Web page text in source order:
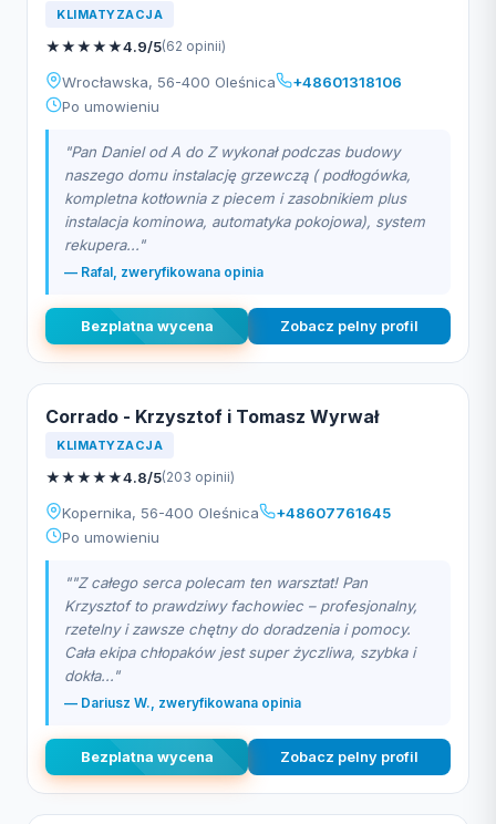
KLIMATYZACJA
★★★★★4.9/5(62 opinii)
Wrocławska, 56-400 Oleśnica
+48601318106
Po umowieniu
"Pan Daniel od A do Z wykonał podczas budowy
naszego domu instalację grzewczą ( podłogówka,
kompletna kotłownia z piecem i zasobnikiem plus
instalacja kominowa, automatyka pokojowa), system
rekupera..."
— Rafal, zweryfikowana opinia
Bezplatna wycena Zobacz pelny profil
Corrado - Krzysztof i Tomasz Wyrwał
KLIMATYZACJA
★★★★★4.8/5(203 opinii)
Kopernika, 56-400 Oleśnica
+48607761645
Po umowieniu
""Z całego serca polecam ten warsztat! Pan
Krzysztof to prawdziwy fachowiec – profesjonalny,
rzetelny i zawsze chętny do doradzenia i pomocy.
Cała ekipa chłopaków jest super życzliwa, szybka i
dokła..."
— Dariusz W., zweryfikowana opinia
Bezplatna wycena Zobacz pelny profil